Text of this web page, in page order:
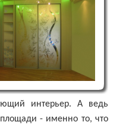
интерьер. А ведь
- именно то, что